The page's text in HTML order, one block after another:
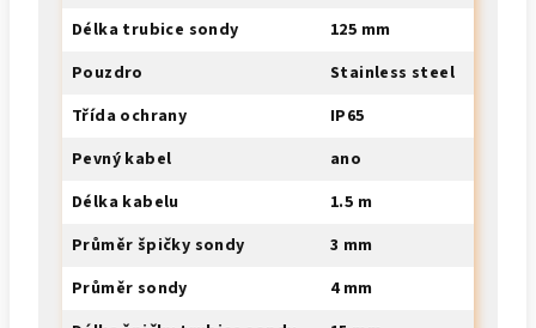
Délka trubice sondy
125 mm
Pouzdro
Stainless steel
Třída ochrany
IP65
Pevný kabel
ano
Délka kabelu
1.5 m
Průměr špičky sondy
3 mm
Průměr sondy
4 mm